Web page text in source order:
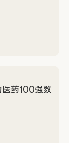
医药100强数